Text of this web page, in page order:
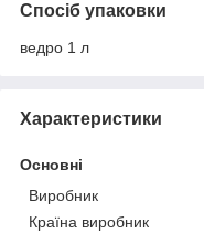
Спосіб упаковки
ведро 1 л
Характеристики
Основні
Виробник
Країна виробник